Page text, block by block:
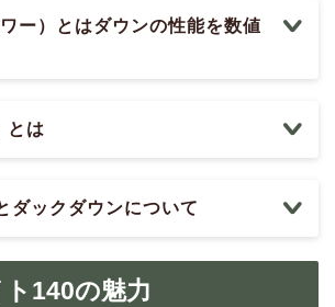
ー）とはダウンの性能を数値
とは
ダックダウンについて
140の魅力